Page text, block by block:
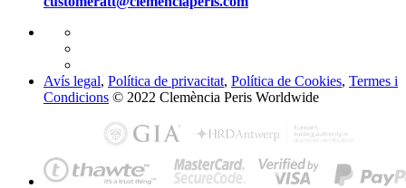
Avís legal, Política de privacitat, Política de Cookies, Termes i
Condicions © 2022 Clemència Peris Worldwide